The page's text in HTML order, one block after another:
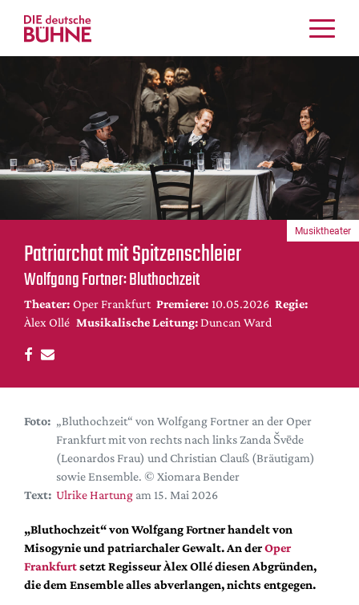
Kritiken
Schauspiel
Musiktheater
Tanz
Crossover
Bühnenwelt
Festivals & Veranstaltungen
Menschen & Theater
Themen
Internationales
Nachrufe
DdB-map
Premierensuche
Festival-Planer
Hefte
Alle Hefte
Leseproben
Podcast
Service
Patriarchat mit Spitzenschleier
Wolfgang Fortner: Bluthochzeit
Theater: Oper Frankfurt Premiere: 10.05.2026 Regie:
Àlex Ollé Musikalische Leitung: Duncan Ward
Musiktheater
Foto: „Bluthochzeit“ von Wolfgang Fortner an der Oper
Frankfurt mit von rechts nach links Zanda Švēde
(Leonardos Frau) und Christian Clauß (Bräutigam)
sowie Ensemble. © Xiomara Bender
Text: Ulrike Hartung am 15. Mai 2026
„Bluthochzeit“ von Wolfgang Fortner handelt von
Misogynie und patriarchaler Gewalt. An derOper
Frankfurtsetzt Regisseur Àlex Ollé diesen Abgründen,
die dem Ensemble alles abverlangen, nichts entgegen.